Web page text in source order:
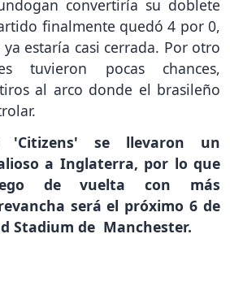
convertiría su doblete
finalmente quedó 4 por 0,
estaría casi cerrada. Por otro
tuvieron pocas chances,
al arco donde el brasileño
'Citizens' se llevaron un
a Inglaterra, por lo que
de vuelta con más
será el próximo 6 de
Stadium de Manchester.